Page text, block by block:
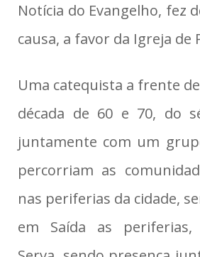
Notícia do Evangelho, fez
causa, a favor da Igreja de
Uma catequista a frente
década de 60 e 70, do
juntamente com um
percorriam as
nas periferias da cidade,
em Saída as periferias,